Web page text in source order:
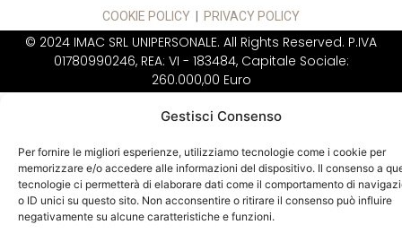
Gestisci Consenso
Per fornire le migliori esperienze, utilizziamo tecnologie come i cookie per
memorizzare e/o accedere alle informazioni del dispositivo. Il consenso a
tecnologie ci permetterà di elaborare dati come il comportamento di
o ID unici su questo sito. Non acconsentire o ritirare il consenso può influire
negativamente su alcune caratteristiche e funzioni.
COOKIE POLICY PRIVACY POLICY
© 2024 IMAC SRL UNIPERSONALE. All Rights Reserved. P.IVA
01780990246, REA: VI - 183484, Capitale Sociale:
260.000,00 Euro
IMAC NON VENDEDIRETTAMENTE AL
PUBBLICO